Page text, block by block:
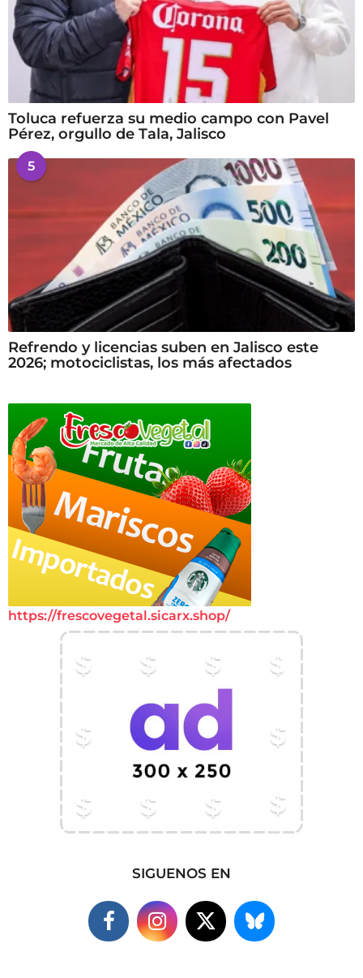
Toluca refuerza su medio campo con Pavel
Pérez, orgullo de Tala, Jalisco
5
Refrendo y licencias suben en Jalisco este
2026; motociclistas, los más afectados
https://frescovegetal.sicarx.shop/
SIGUENOS EN